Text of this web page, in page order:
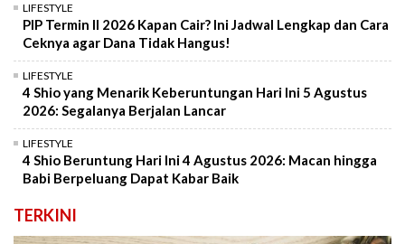
LIFESTYLE
PIP Termin II 2026 Kapan Cair? Ini Jadwal Lengkap dan Cara
Ceknya agar Dana Tidak Hangus!
LIFESTYLE
4 Shio yang Menarik Keberuntungan Hari Ini 5 Agustus
2026: Segalanya Berjalan Lancar
LIFESTYLE
4 Shio Beruntung Hari Ini 4 Agustus 2026: Macan hingga
Babi Berpeluang Dapat Kabar Baik
TERKINI